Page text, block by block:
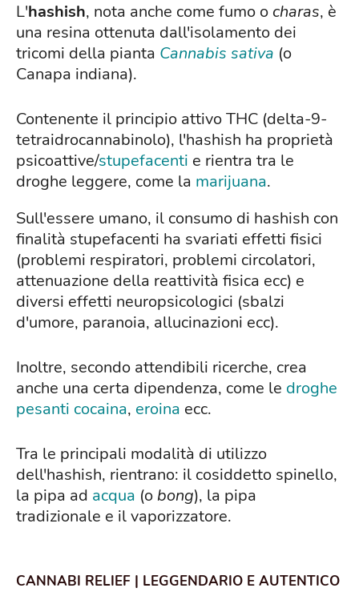
L'hashish, nota anche come fumo o charas, è
una resina ottenuta dall'isolamento dei
tricomi della pianta Cannabis sativa (o
Canapa indiana).
Contenente il principio attivo THC (delta-9-
tetraidrocannabinolo), l'hashish ha proprietà
psicoattive/stupefacenti e rientra tra le
droghe leggere, come la marijuana.
Sull'essere umano, il consumo di hashish con
finalità stupefacenti ha svariati effetti fisici
(problemi respiratori, problemi circolatori,
attenuazione della reattività fisica ecc) e
diversi effetti neuropsicologici (sbalzi
d'umore, paranoia, allucinazioni ecc).
Inoltre, secondo attendibili ricerche, crea
anche una certa dipendenza, come le droghe
pesanti cocaina, eroina ecc.
Tra le principali modalità di utilizzo
dell'hashish, rientrano: il cosiddetto spinello,
la pipa ad acqua (o bong), la pipa
tradizionale e il vaporizzatore.
CANNABI RELIEF | LEGGENDARIO E AUTENTICO